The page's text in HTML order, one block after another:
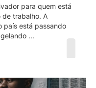
para quem está
de trabalho. A
país está passando
...